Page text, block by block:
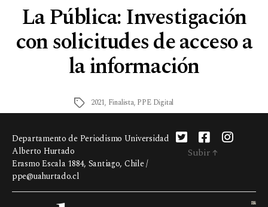
La Pública: Investigación
con solicitudes de acceso a
la información
2021, Finalista, PPE Digital
Departamento de Periodismo Universidad
Alberto Hurtado
Erasmo Escala 1884, Santiago, Chile /
ppe@uahurtado.cl
Subir ↑